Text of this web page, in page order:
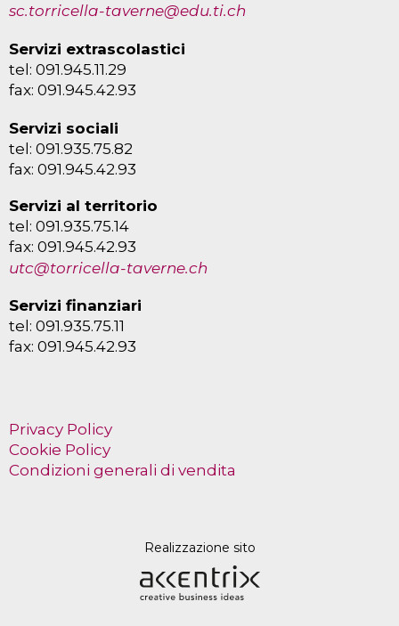
sc.torricella-taverne@edu.ti.ch
Servizi extrascolastici
tel: 091.945.11.29
fax: 091.945.42.93
Servizi sociali
tel: 091.935.75.82
fax: 091.945.42.93
Servizi al territorio
tel: 091.935.75.14
fax: 091.945.42.93
utc@torricella-taverne.ch
Servizi finanziari
tel: 091.935.75.11
fax: 091.945.42.93
Privacy Policy
Cookie Policy
Condizioni generali di vendita
Realizzazione sito